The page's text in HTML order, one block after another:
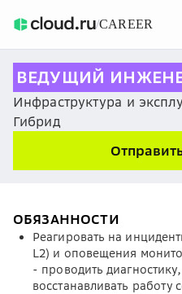
/CAREER
ВЕДУЩИЙ
Инфраструктура и
Гибрид
ОБЯЗАННОСТИ
Реагировать на
L2) и оповещения
- проводить
восстанавливать работу